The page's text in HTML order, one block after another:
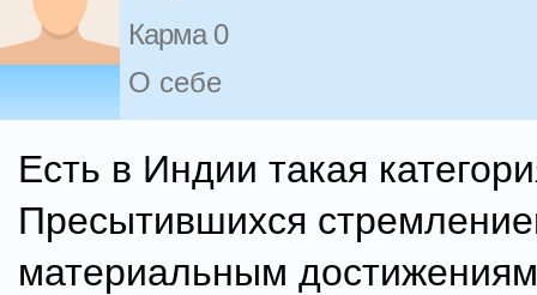
Карма 0
О себе
Есть в Индии такая
Пресытившихся
материальным